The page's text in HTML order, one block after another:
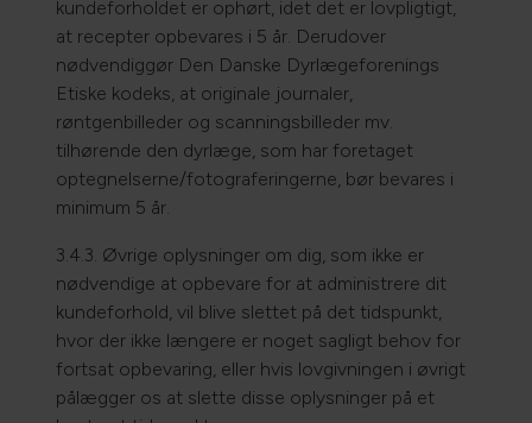
kundeforholdet er ophørt, idet det er lovpligtigt,
at recepter opbevares i 5 år. Derudover
nødvendiggør Den Danske Dyrlægeforenings
Etiske kodeks, at originale journaler,
røntgenbilleder og scanningsbilleder mv.
tilhørende den dyrlæge, som har foretaget
optegnelserne/fotograferingerne, bør bevares i
minimum 5 år.
3.4.3. Øvrige oplysninger om dig, som ikke er
nødvendige at opbevare for at administrere dit
kundeforhold, vil blive slettet på det tidspunkt,
hvor der ikke længere er noget sagligt behov for
fortsat opbevaring, eller hvis lovgivningen i øvrigt
pålægger os at slette disse oplysninger på et